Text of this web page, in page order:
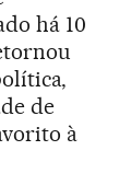
há 10
de
à